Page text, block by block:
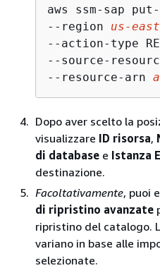
aws ssm-sap
--region us-
--action-type
--source-
--resource-arn
Dopo aver scelto la
visualizzare ID risorsa,
di database e Istanza
destinazione.
Facoltativamente, puoi
di ripristino avanzate
ripristino del catalogo.
variano in base alle
selezionate.